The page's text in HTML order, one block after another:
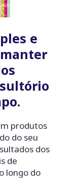
e
produtos
do seu
dos
de
longo do